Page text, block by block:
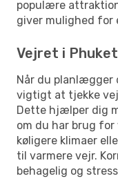
populære
giver mulighed for
Vejret i Phuket
Når du planlægger
vigtigt at tjekke
Dette hjælper dig
om du har brug
køligere klimaer
til varmere vejr.
behagelig og